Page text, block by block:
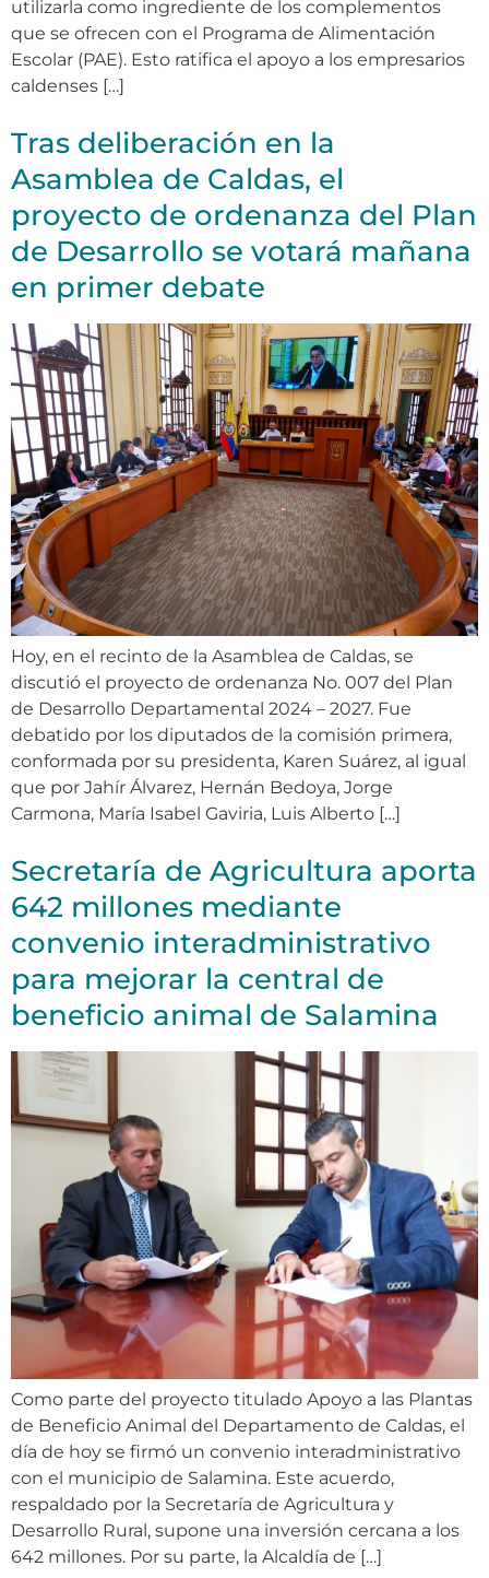
utilizarla como ingrediente de los complementos
que se ofrecen con el Programa de Alimentación
Escolar (PAE). Esto ratifica el apoyo a los empresarios
caldenses […]
Tras deliberación en la
Asamblea de Caldas, el
proyecto de ordenanza del Plan
de Desarrollo se votará mañana
en primer debate
Hoy, en el recinto de la Asamblea de Caldas, se
discutió el proyecto de ordenanza No. 007 del Plan
de Desarrollo Departamental 2024 – 2027. Fue
debatido por los diputados de la comisión primera,
conformada por su presidenta, Karen Suárez, al igual
que por Jahír Álvarez, Hernán Bedoya, Jorge
Carmona, María Isabel Gaviria, Luis Alberto […]
Secretaría de Agricultura aporta
642 millones mediante
convenio interadministrativo
para mejorar la central de
beneficio animal de Salamina
Como parte del proyecto titulado Apoyo a las Plantas
de Beneficio Animal del Departamento de Caldas, el
día de hoy se firmó un convenio interadministrativo
con el municipio de Salamina. Este acuerdo,
respaldado por la Secretaría de Agricultura y
Desarrollo Rural, supone una inversión cercana a los
642 millones. Por su parte, la Alcaldía de […]